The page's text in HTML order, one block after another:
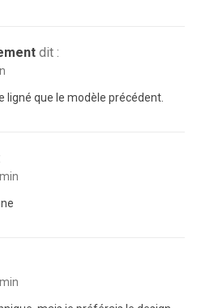
dit :
ligné que le modèle précédent.